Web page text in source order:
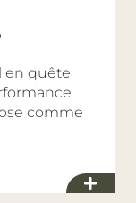
en quête
comme